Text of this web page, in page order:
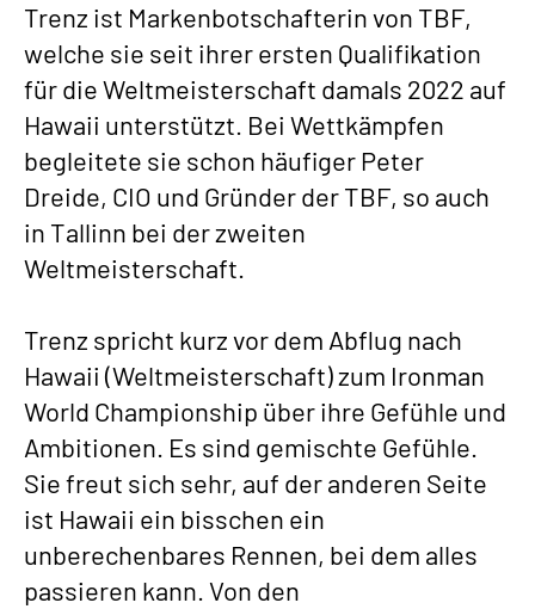
Trenz ist Markenbotschafterin von TBF,
welche sie seit ihrer ersten Qualifikation
für die Weltmeisterschaft damals 2022 auf
Hawaii unterstützt. Bei Wettkämpfen
begleitete sie schon häufiger Peter
Dreide, CIO und Gründer der TBF, so auch
in Tallinn bei der zweiten
Weltmeisterschaft.
Trenz spricht kurz vor dem Abflug nach
Hawaii (Weltmeisterschaft) zum Ironman
World Championship über ihre Gefühle und
Ambitionen. Es sind gemischte Gefühle.
Sie freut sich sehr, auf der anderen Seite
ist Hawaii ein bisschen ein
unberechenbares Rennen, bei dem alles
passieren kann. Von den